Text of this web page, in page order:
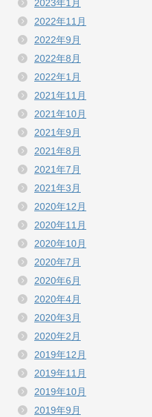
2023年1月
2022年11月
2022年9月
2022年8月
2022年1月
2021年11月
2021年10月
2021年9月
2021年8月
2021年7月
2021年3月
2020年12月
2020年11月
2020年10月
2020年7月
2020年6月
2020年4月
2020年3月
2020年2月
2019年12月
2019年11月
2019年10月
2019年9月